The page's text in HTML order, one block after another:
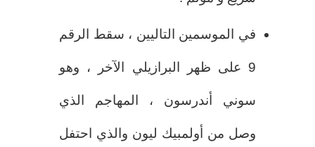
في الموسمين التاليين ، سقط الرقم
9 على ظهر البرازيلي الآخر ، وهو
سوني أندرسون ، المهاجم الذي
وصل من أولمبيك ليون والذي احتفل